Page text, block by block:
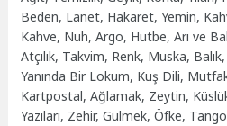
Beden, Lanet, Hakaret, Yemin,
Kahve, Nuh, Argo, Hutbe, Arı ve
Atçılık, Takvim, Renk, Muska,
Yanında Bir Lokum, Kuş Dili,
Kartpostal, Ağlamak, Zeytin,
Yazıları, Zehir, Gülmek, Öfke,